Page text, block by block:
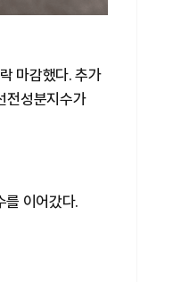
마감했다. 추가
전성분지수가
이어갔다.